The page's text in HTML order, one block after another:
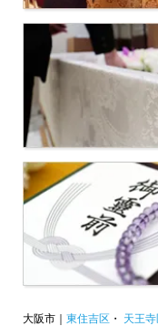
大阪市｜ 東住吉区 ・ 天王